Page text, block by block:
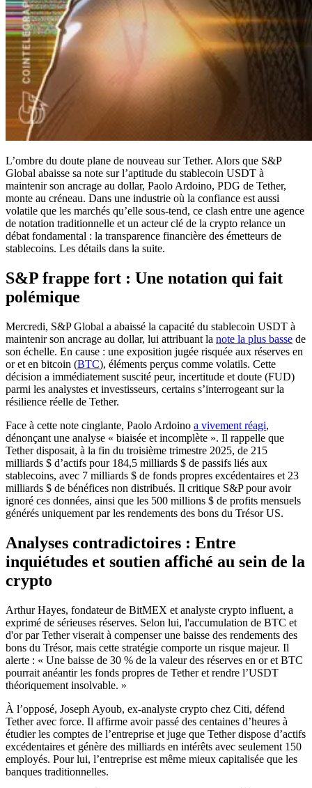
L’ombre du doute plane de nouveau sur Tether. Alors que S&P
Global abaisse sa note sur l’aptitude du stablecoin USDT à
maintenir son ancrage au dollar, Paolo Ardoino, PDG de Tether,
monte au créneau. Dans une industrie où la confiance est aussi
volatile que les marchés qu’elle sous-tend, ce clash entre une agence
de notation traditionnelle et un acteur clé de la crypto relance un
débat fondamental : la transparence financière des émetteurs de
stablecoins. Les détails dans la suite.
S&P frappe fort : Une notation qui fait
polémique
Mercredi, S&P Global a abaissé la capacité du stablecoin USDT à
maintenir son ancrage au dollar, lui attribuant la note la plus basse de
son échelle. En cause : une exposition jugée risquée aux réserves en
or et en bitcoin (BTC), éléments perçus comme volatils. Cette
décision a immédiatement suscité peur, incertitude et doute (FUD)
parmi les analystes et investisseurs, certains s’interrogeant sur la
résilience réelle de Tether.
Face à cette note cinglante, Paolo Ardoino a vivement réagi,
dénonçant une analyse « biaisée et incomplète ». Il rappelle que
Tether disposait, à la fin du troisième trimestre 2025, de 215
milliards $ d’actifs pour 184,5 milliards $ de passifs liés aux
stablecoins, avec 7 milliards $ de fonds propres excédentaires et 23
milliards $ de bénéfices non distribués. Il critique S&P pour avoir
ignoré ces données, ainsi que les 500 millions $ de profits mensuels
générés uniquement par les rendements des bons du Trésor US.
Analyses contradictoires : Entre
inquiétudes et soutien affiché au sein de la
crypto
Arthur Hayes, fondateur de BitMEX et analyste crypto influent, a
exprimé de sérieuses réserves. Selon lui, l'accumulation de BTC et
d'or par Tether viserait à compenser une baisse des rendements des
bons du Trésor, mais cette stratégie comporte un risque majeur. Il
alerte : « Une baisse de 30 % de la valeur des réserves en or et BTC
pourrait anéantir les fonds propres de Tether et rendre l’USDT
théoriquement insolvable. »
À l’opposé, Joseph Ayoub, ex-analyste crypto chez Citi, défend
Tether avec force. Il affirme avoir passé des centaines d’heures à
étudier les comptes de l’entreprise et juge que Tether dispose d’actifs
excédentaires et génère des milliards en intérêts avec seulement 150
employés. Pour lui, l’entreprise est même mieux capitalisée que les
banques traditionnelles.